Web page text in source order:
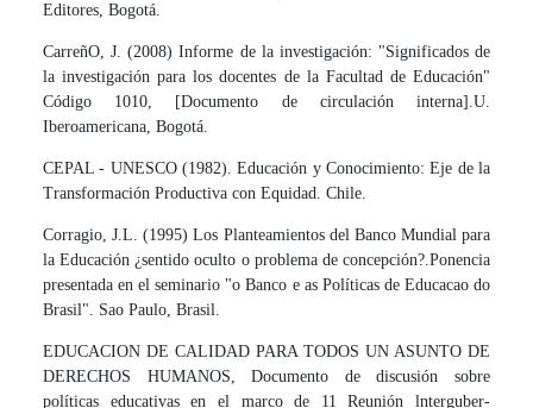
Editores, Bogotá.
CarreñO, J. (2008) Informe de la investigación: "Significados de
la investigación para los docentes de la Facultad de Educación"
Código 1010, [Documento de circulación interna].U.
Iberoamericana, Bogotá.
CEPAL - UNESCO (1982). Educación y Conocimiento: Eje de la
Transformación Produc­tiva con Equidad. Chile.
Corragio, J.L. (1995) Los Planteamientos del Banco Mundial para
la Educación ¿sentido oculto o problema de concepción?.Ponencia
presentada en el seminario "o Banco e as Políticas de Educacao do
Brasil". Sao Paulo, Brasil.
EDUCACION DE CALIDAD PARA TODOS UN ASUNTO DE
DERECHOS HUMANOS, Documento de discusión sobre
políticas educativas en el marco de 11 Reunión lnterguber­